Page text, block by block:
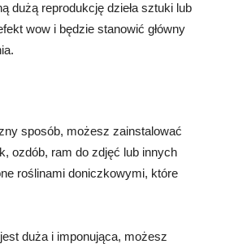
dużą reprodukcję dzieła sztuki lub
wow i będzie stanowić główny
sposób, możesz zainstalować
ozdób, ram do zdjęć lub innych
roślinami doniczkowymi, które
duża i imponująca, możesz